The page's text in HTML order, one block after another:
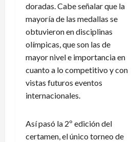
doradas. Cabe señalar que la
mayoría de las medallas se
obtuvieron en disciplinas
olímpicas, que son las de
mayor nivel e importancia en
cuanto a lo competitivo y con
vistas futuros eventos
internacionales.
Así pasó la 2º edición del
certamen, el único torneo de